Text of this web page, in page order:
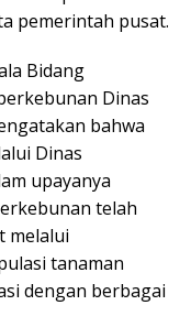
pemerintah pusat.
Bidang
Dinas
bahwa
Dinas
upayanya
telah
melalui
tanaman
dengan berbagai